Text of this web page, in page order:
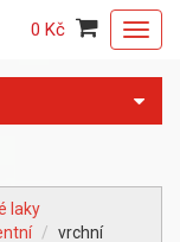
0 Kč
laky
vrchní